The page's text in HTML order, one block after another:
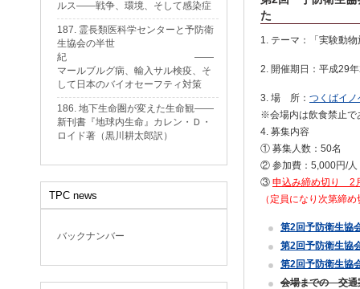
た
1. テーマ：「実験動
2. 開催期日：平成29
3. 場 所： つくばイ
※会場内は飲食禁止で
4. 募集内容
① 募集人数：50名
② 参加費：5,000
③ 申込み締め切り 2
（定員になり次第締
第2回予防衛生協
第2回予防衛生協
第2回予防衛生協
会場までの 交
ルス——戦争、環境、そして感染症
187. 霊長類医科学センターと予防衛
生協会の半世
紀 ——
マールブルグ病、輸入サル検疫、そ
して日本のバイオセーフティ対策
186. 地下生命圏が変えた生命観——
新刊書『地球内生命』カレン・Ｄ・
ロイド著（黒川耕太郎訳）
TPC news
バックナンバー